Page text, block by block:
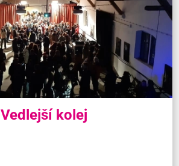
Vedlejší kolej